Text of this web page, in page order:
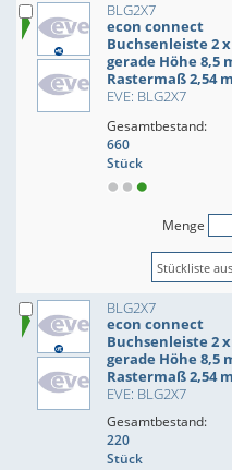
BLG2X7
econ connect
Buchsenleiste 2
gerade Höhe 8,5
Rastermaß 2,54
EVE: BLG2X7
Gesamtbestand:
660
Stück
Menge
BLG2X7
econ connect
Buchsenleiste 2
gerade Höhe 8,5
Rastermaß 2,54
EVE: BLG2X7
Gesamtbestand:
220
Stück